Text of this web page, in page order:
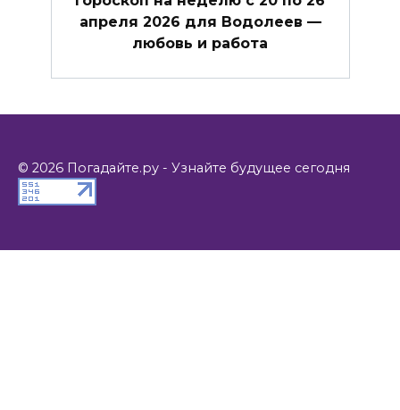
апреля 2026 для Водолеев —
любовь и работа
© 2026 Погадайте.ру - Узнайте будущее сегодня